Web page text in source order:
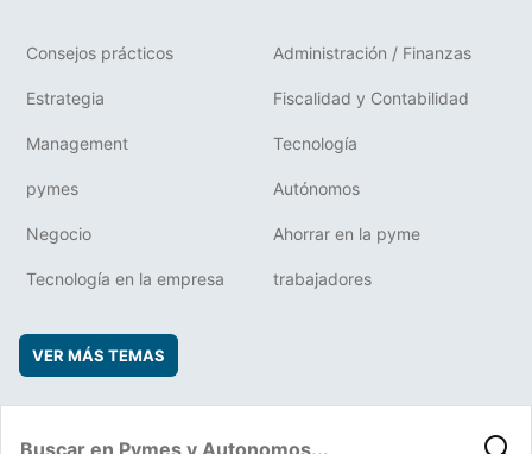
Consejos prácticos Administración / Finanzas
Estrategia Fiscalidad y Contabilidad
Management Tecnología
pymes Autónomos
Negocio Ahorrar en la pyme
Tecnología en la empresa trabajadores
VER MÁS TEMAS